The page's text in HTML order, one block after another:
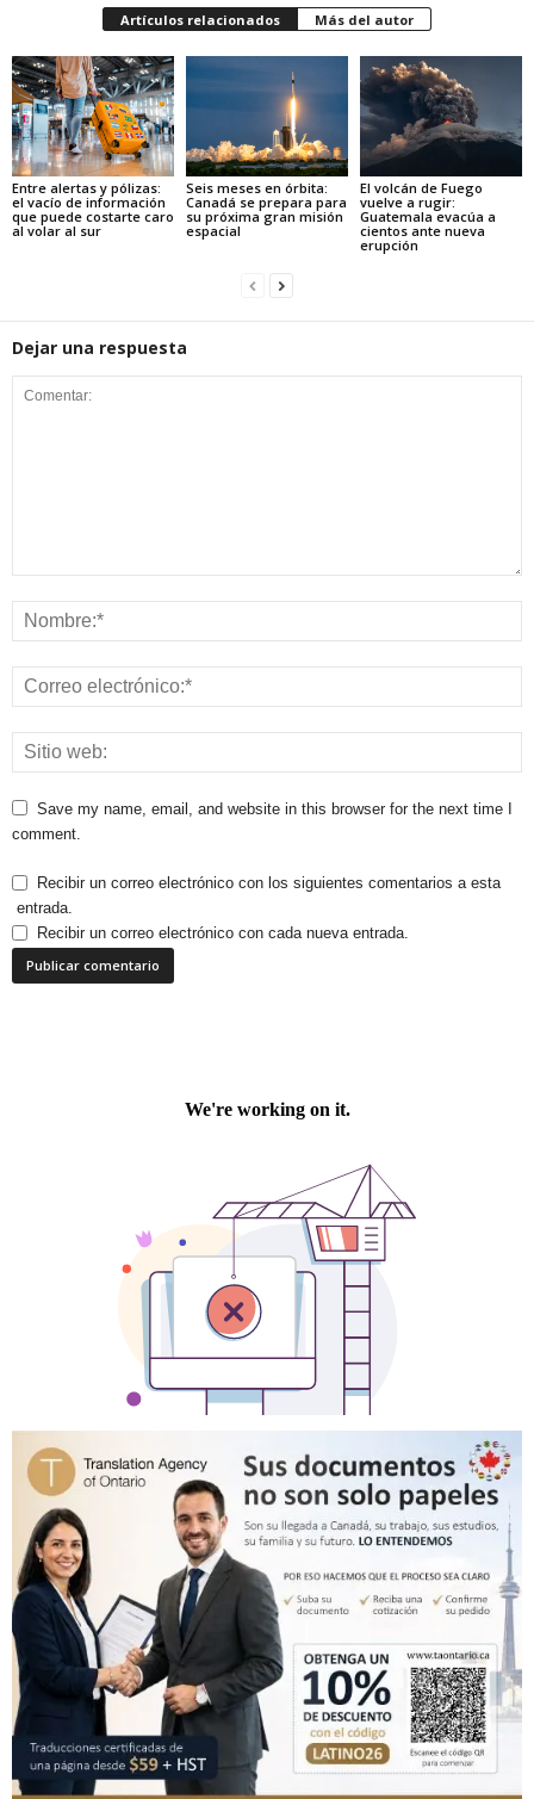
Artículos relacionados Más del autor
Entre alertas y pólizas:
el vacío de información
que puede costarte caro
al volar al sur
Seis meses en órbita:
Canadá se prepara para
su próxima gran misión
espacial
El volcán de Fuego
vuelve a rugir:
Guatemala evacúa a
cientos ante nueva
erupción
Dejar una respuesta
Save my name, email, and website in this browser for the next time I
comment.
Recibir un correo electrónico con los siguientes comentarios a esta
entrada.
Recibir un correo electrónico con cada nueva entrada.